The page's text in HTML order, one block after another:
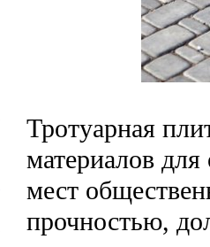
Тротуарная
материалов
мест
прочностью,